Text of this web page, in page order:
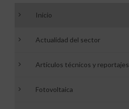
Inicio
Actualidad del sector
Artículos técnicos y reportajes
Fotovoltaica